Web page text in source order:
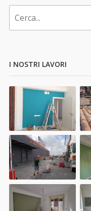
I NOSTRI LAVORI